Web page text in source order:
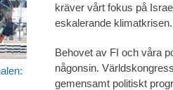
kräver vårt fokus på
eskalerande klimatkrisen.
Behovet av FI och våra
någonsin.
gemensamt politiskt